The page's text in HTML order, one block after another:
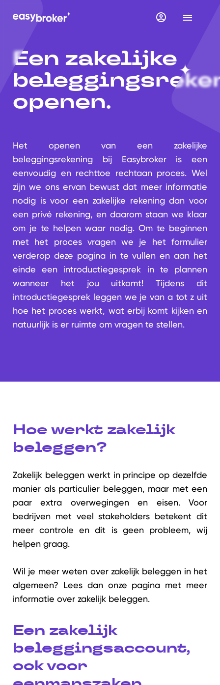
Een zakelijke
openen.
Het openen van een zakelijke
beleggingsrekening bij Easybroker is een
eenvoudig en rechttoe rechtaan proces. Wel
zijn we ons ervan bewust dat meer informatie
nodig is voor een zakelijke rekening dan voor
een privé rekening, en daarom staan we klaar
om je te helpen waar nodig. Om te beginnen
met het proces vragen we je het formulier
verderop deze pagina in te vullen en aan het
einde een introductiegesprek in te plannen
wanneer het jou uitkomt! Tijdens dit
introductiegesprek leggen we je van a tot z uit
hoe het proces werkt, wat erbij komt kijken en
natuurlijk is er ruimte om vragen te stellen.
Hoe werkt zakelijk
beleggen?
Zakelijk beleggen werkt in principe op dezelfde
manier als particulier beleggen, maar met een
paar extra overwegingen en eisen. Voor
bedrijven met veel stakeholders betekent dit
meer controle en dit is geen probleem, wij
helpen graag.
Wil je meer weten over zakelijk beleggen in het
algemeen? Lees dan onze pagina met meer
informatie over zakelijk beleggen.
Een zakelijk
beleggingsaccount,
ook voor